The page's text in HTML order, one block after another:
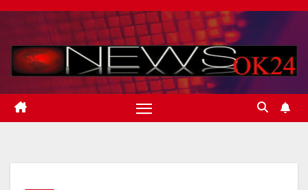
Skip
content